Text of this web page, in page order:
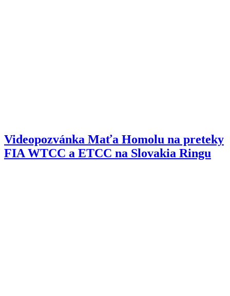
Videopozvánka Maťa Homolu na preteky
FIA WTCC a ETCC na Slovakia Ringu